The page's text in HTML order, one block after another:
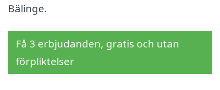
Bälinge.
Få 3 erbjudanden, gratis och utan
förpliktelser